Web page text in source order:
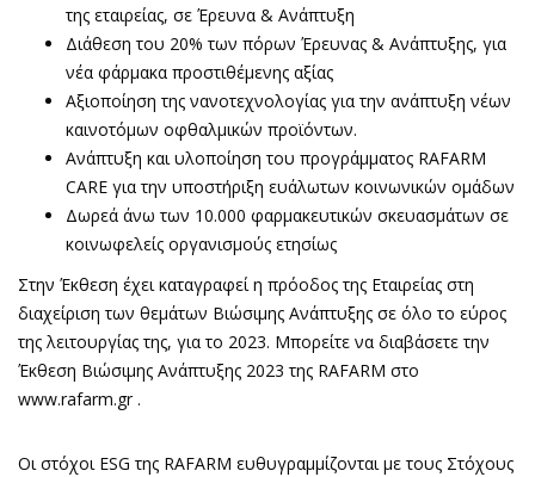
της εταιρείας, σε Έρευνα & Ανάπτυξη
Διάθεση του 20% των πόρων Έρευνας & Ανάπτυξης, για
νέα φάρμακα προστιθέμενης αξίας
Aξιοποίηση της νανοτεχνολογίας για την ανάπτυξη νέων
καινοτόμων οφθαλμικών προϊόντων.
Ανάπτυξη και υλοποίηση του προγράμματος RAFARM
CARE για την υποστήριξη ευάλωτων κοινωνικών ομάδων
Δωρεά άνω των 10.000 φαρμακευτικών σκευασμάτων σε
κοινωφελείς οργανισμούς ετησίως
Στην Έκθεση έχει καταγραφεί η πρόοδος της Εταιρείας στη
διαχείριση των θεμάτων Βιώσιμης Ανάπτυξης σε όλο το εύρος
της λειτουργίας της, για το 2023. Μπορείτε να διαβάσετε την
Έκθεση Βιώσιμης Ανάπτυξης 2023 της RAFARM στο
www.rafarm.gr .
Οι στόχοι ESG της RAFARM ευθυγραμμίζονται με τους Στόχους